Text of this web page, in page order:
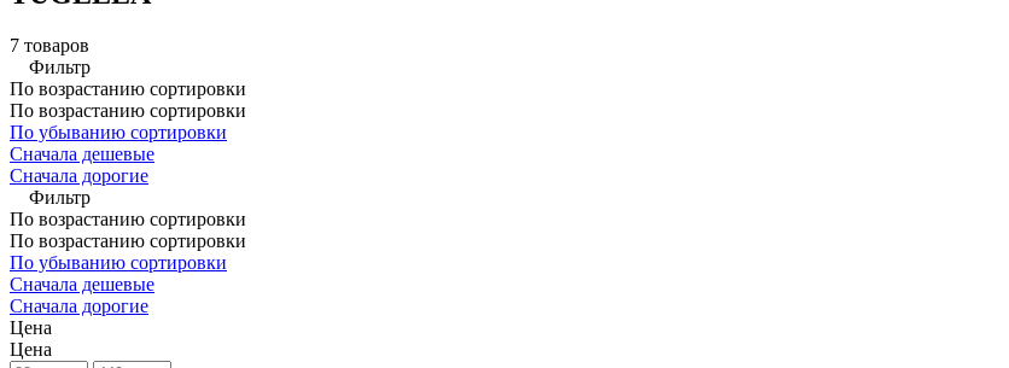
7 товаров
Фильтр
По возрастанию сортировки
По возрастанию сортировки
По убыванию сортировки
Сначала дешевые
Сначала дорогие
Фильтр
По возрастанию сортировки
По возрастанию сортировки
По убыванию сортировки
Сначала дешевые
Сначала дорогие
Цена
Цена